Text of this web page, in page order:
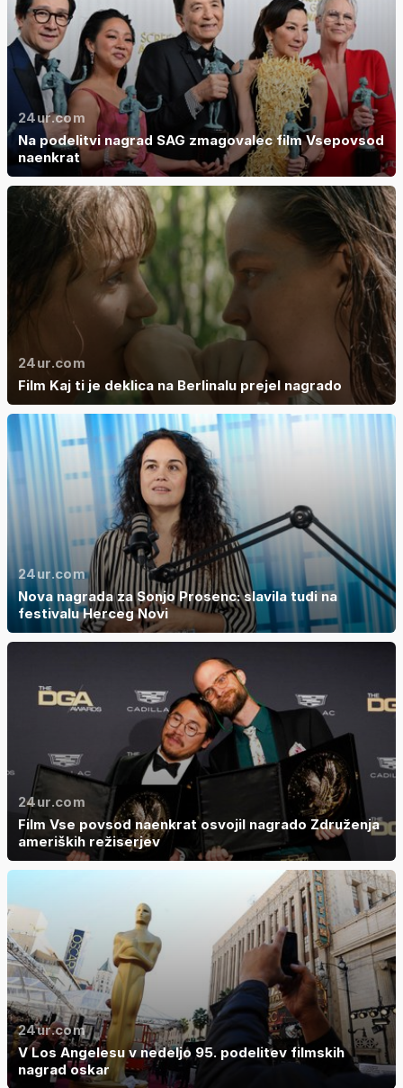
24ur.com
Na podelitvi nagrad SAG zmagovalec film Vsepovsod
naenkrat
24ur.com
Film Kaj ti je deklica na Berlinalu prejel nagrado
24ur.com
Nova nagrada za Sonjo Prosenc: slavila tudi na
festivalu Herceg Novi
24ur.com
Film Vse povsod naenkrat osvojil nagrado Združenja
ameriških režiserjev
24ur.com
V Los Angelesu v nedeljo 95. podelitev filmskih
nagrad oskar